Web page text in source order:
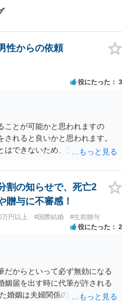
にも注力してい
思いをしっか
。
性からの依頼
役にたった 3
ことが可能かと思われますの
れると良いかと思われます。
はできないため、父親に対して
割の知らせで、死亡2
贈与に不審感！
万円以上 #国際結婚 #生前贈与
役にたった 2
だからといって必ず無効になる
姻届を出す時に代筆が許される
婚姻は夫婦関係の形成を目的と